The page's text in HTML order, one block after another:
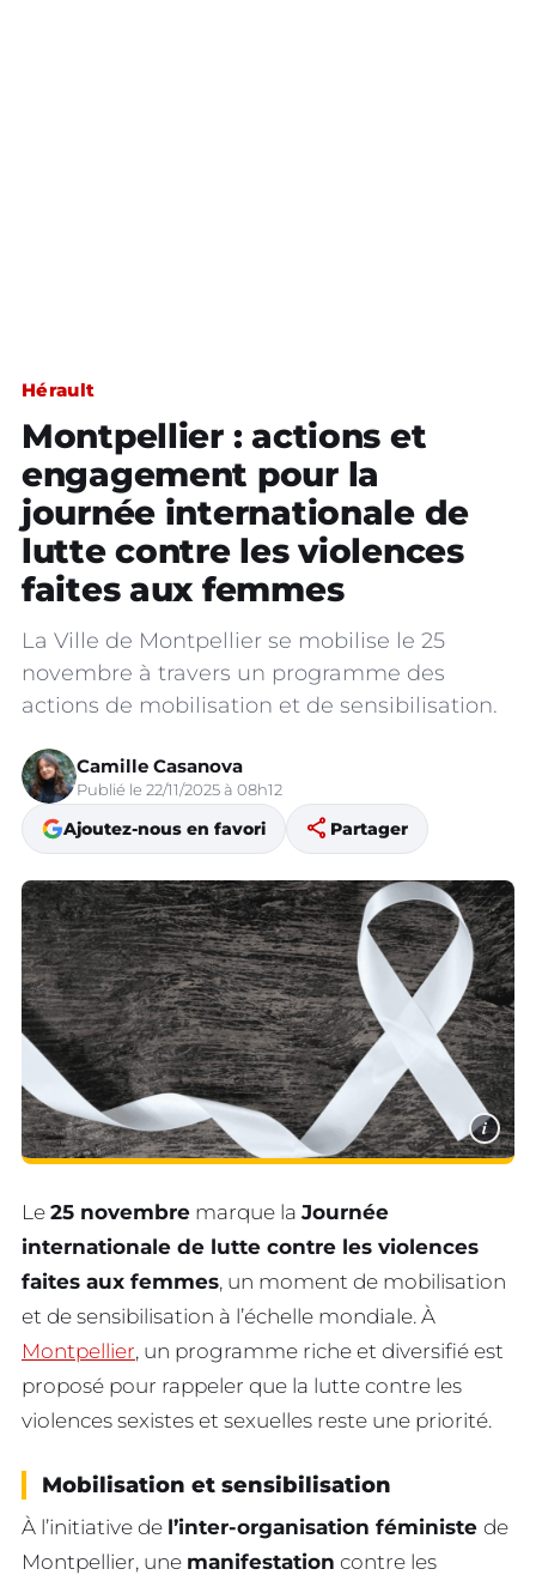
Hérault
Montpellier : actions et
engagement pour la
journée internationale de
lutte contre les violences
faites aux femmes
La Ville de Montpellier se mobilise le 25
novembre à travers un programme des
actions de mobilisation et de sensibilisation.
Camille Casanova
Publié le 22/11/2025 à 08h12
Ajoutez-nous en favori share Partager
i
Le 25 novembre marque la Journée
internationale de lutte contre les violences
faites aux femmes, un moment de mobilisation
et de sensibilisation à l’échelle mondiale. À
Montpellier, un programme riche et diversifié est
proposé pour rappeler que la lutte contre les
violences sexistes et sexuelles reste une priorité.
Mobilisation et sensibilisation
À l’initiative de l’inter-organisation féministe de
Montpellier, une manifestation contre les